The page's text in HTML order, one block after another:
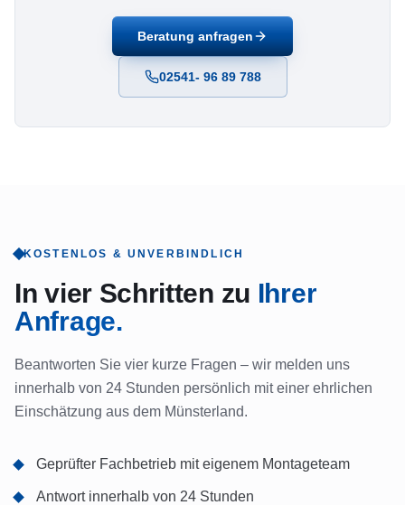
Beratung anfragen
02541- 96 89 788
KOSTENLOS & UNVERBINDLICH
In vier Schritten zu Ihrer
Anfrage.
Beantworten Sie vier kurze Fragen – wir melden uns
innerhalb von 24 Stunden persönlich mit einer ehrlichen
Einschätzung aus dem Münsterland.
Geprüfter Fachbetrieb mit eigenem Montageteam
Antwort innerhalb von 24 Stunden